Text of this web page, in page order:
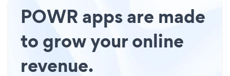
POWR apps are made
to grow your online
revenue.